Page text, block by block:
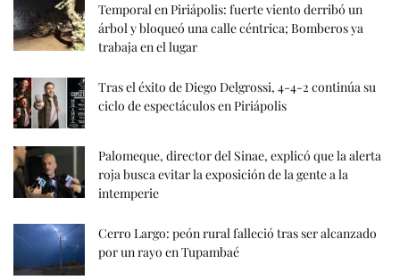
Temporal en Piriápolis: fuerte viento derribó un
árbol y bloqueó una calle céntrica; Bomberos ya
trabaja en el lugar
Tras el éxito de Diego Delgrossi, 4-4-2 continúa su
ciclo de espectáculos en Piriápolis
Palomeque, director del Sinae, explicó que la alerta
roja busca evitar la exposición de la gente a la
intemperie
Cerro Largo: peón rural falleció tras ser alcanzado
por un rayo en Tupambaé